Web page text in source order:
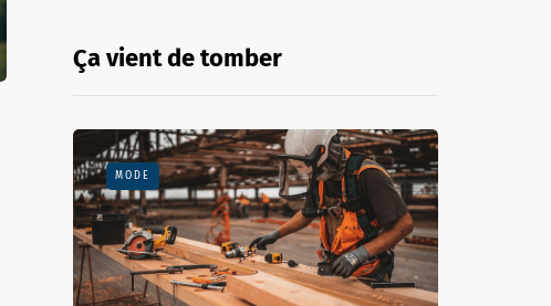
Ça vient de tomber
MODE